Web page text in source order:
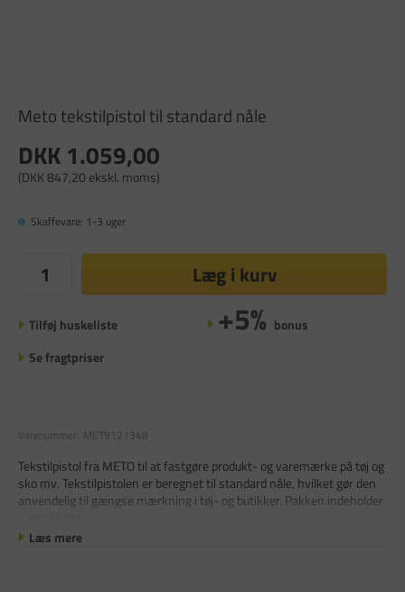
Meto tekstilpistol til standard nåle
DKK 1.059,00
(DKK 847,20 ekskl. moms)
Skaffevare: 1-3 uger
Læg i kurv
Tilføj huskeliste +5% bonus
Se fragtpriser
Varenummer: MET9121348
Tekstilpistol fra METO til at fastgøre produkt- og varemærke på tøj og
sko mv. Tekstilpistolen er beregnet til standard nåle, hvilket gør den
anvendelig til gængse mærkning i tøj- og butikker. Pakken indeholder
Læs mere